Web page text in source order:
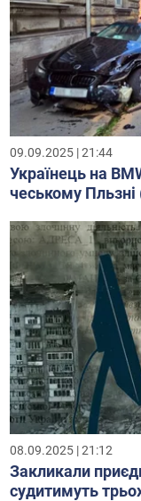
09.09.2025 | 21:44
Українець на
чеському
08.09.2025 | 21:12
Закликали
судитимуть